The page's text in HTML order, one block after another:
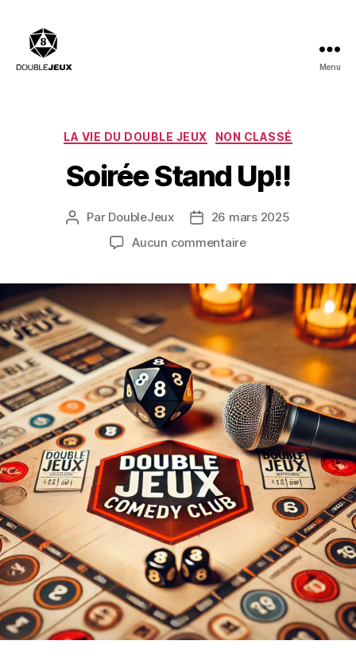
Menu
Catégories
LA VIE DU DOUBLE JEUX NON CLASSÉ
Soirée Stand Up!!
Auteur
Par DoubleJeux
Date26 mars 2025
Aucun commentairesur
Up!!